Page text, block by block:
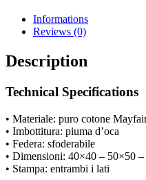
Informations
Reviews (0)
Description
Technical Specifications
• Materiale: puro cotone
• Imbottitura: piuma d’oca
• Federa: sfoderabile
• Dimensioni: 40×40 – 50×50
• Stampa: entrambi i lati